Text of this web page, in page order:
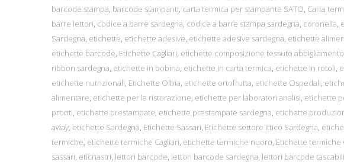
barcode stampa, barcode stampanti, carta termica per stampante SATO, Carta
barre lettori, codice a barre sardegna, codice a barre stampa sardegna, coronella,
Sardegna, etichette, etichette adesive, etichette adesive sardegna, etichette
etichette barcode, Etichette Cagliari, etichette composizione tessuto abbigliamento
ribbon sardegna, etichette in bobina, etichette in carta termica, etichette in rotoli,
etichette nutrizionali, Etichette Olbia, etichette ortofrutta, etichette Ospedali,
alimentare, etichette per la ristorazione, etichette per laboratori analisi, etichette
pronti, etichette prestampate, etichette prestampate sardegna, etichette
away, etichette Sardegna, Etichette Sassari, Etichette settore ittico Sardegna,
termiche, etichette termiche Cagliari, etichette termiche nuoro, Etichette termiche
sassari, eticnastri, lettori barcode, lettori barcode sardegna, lettori barcode tascabili